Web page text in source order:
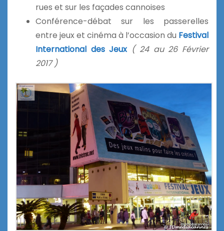
rues et sur les façades cannoises
Conférence-débat sur les passerelles
entre jeux et cinéma à l’occasion du Festival
International des Jeux ( 24 au 26 Février
2017 )